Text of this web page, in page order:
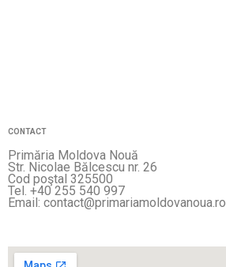
CONTACT
Primăria Moldova Nouă
Str. Nicolae Bălcescu nr. 26
Cod poştal 325500
Tel. +40 255 540 997
Email: contact@primariamoldovanoua.ro